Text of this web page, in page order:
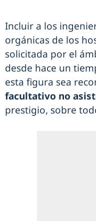
Incluir a los
orgánicas de los
solicitada por el
desde hace un
esta figura sea
facultativo no
prestigio, sobre